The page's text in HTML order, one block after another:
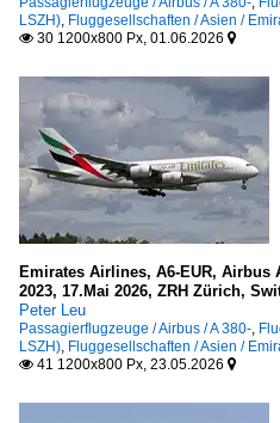
Indien
Italien
Mailand-
Malediven
Male (MLE-VRMM)
Malta
LSZH), Fluggesellschaften / Asien /
 30 1200x800 Px, 01.06.2026 
Emirates Airlines, A6-EUR, Airbus
2023, 17.Mai 2026, ZRH Zürich,
Peter Leu
Passagierflugzeuge / Airbus / A 380-,
LSZH), Fluggesellschaften / Asien /
 41 1200x800 Px, 23.05.2026 